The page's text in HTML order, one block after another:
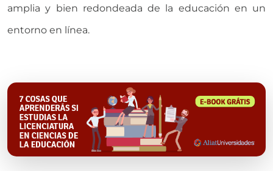
amplia y bien redondeada de la educación en un
entorno en línea.